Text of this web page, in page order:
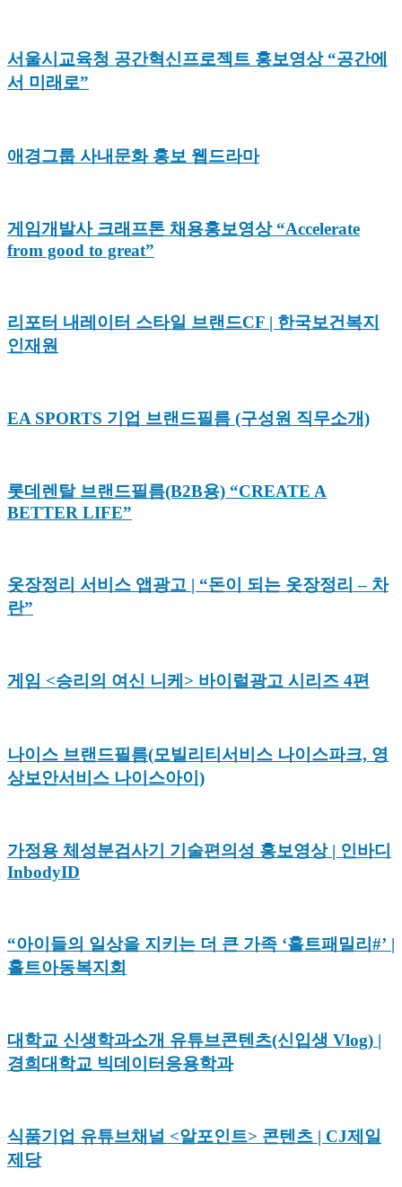
서울시교육청 공간혁신프로젝트 홍보영상 “공간에
서 미래로”
애경그룹 사내문화 홍보 웹드라마
게임개발사 크래프톤 채용홍보영상 “Accelerate
from good to great”
리포터 내레이터 스타일 브랜드CF | 한국보건복지
인재원
EA SPORTS 기업 브랜드필름 (구성원 직무소개)
롯데렌탈 브랜드필름(B2B용) “CREATE A
BETTER LIFE”
옷장정리 서비스 앱광고 | “돈이 되는 옷장정리 – 차
란”
게임 <승리의 여신 니케> 바이럴광고 시리즈 4편
나이스 브랜드필름(모빌리티서비스 나이스파크, 영
상보안서비스 나이스아이)
가정용 체성분검사기 기술편의성 홍보영상 | 인바디
InbodyID
“아이들의 일상을 지키는 더 큰 가족 ‘홀트패밀리#’ |
홀트아동복지회
대학교 신생학과소개 유튜브콘텐츠(신입생 Vlog) |
경희대학교 빅데이터응용학과
식품기업 유튜브채널 <알포인트> 콘텐츠 | CJ제일
제당